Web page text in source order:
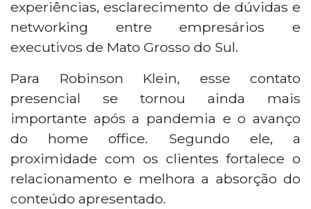
experiências, esclarecimento de dúvidas e
networking entre empresários e
executivos de Mato Grosso do Sul.
Para Robinson Klein, esse contato
presencial se tornou ainda mais
importante após a pandemia e o avanço
do home office. Segundo ele, a
proximidade com os clientes fortalece o
relacionamento e melhora a absorção do
conteúdo apresentado.